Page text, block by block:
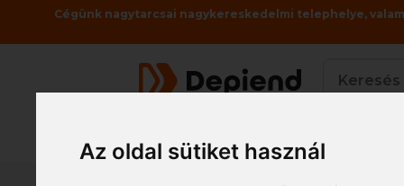
Az oldal sütiket használ
Cégünk nagytarcsai nagykereskedelmi telephelye,
Termékek